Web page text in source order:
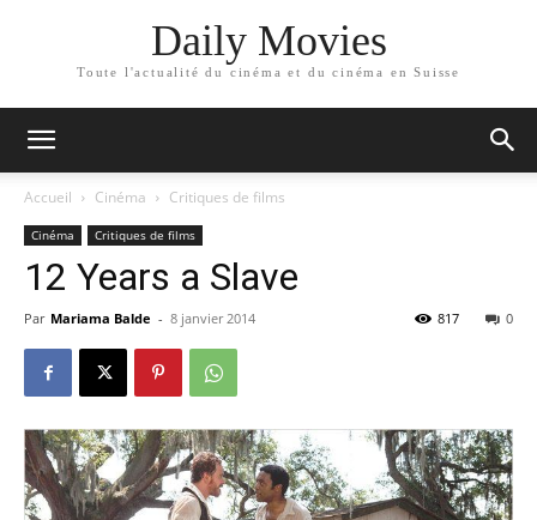
Daily Movies
Toute l'actualité du cinéma et du cinéma en Suisse
Accueil Cinéma Critiques de films
Cinéma Critiques de films
12 Years a Slave
Par Mariama Balde - 8 janvier 2014 0
817